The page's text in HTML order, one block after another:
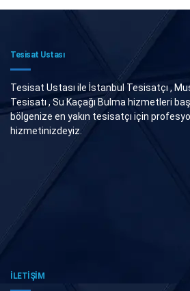
Tesisat Ustası
Tesisat Ustası ile İstanbul Tesisatçı ,
Tesisatı , Su Kaçağı Bulma hizmetleri
bölgenize en yakın tesisatçı için
hizmetinizdeyiz.
İLETİŞİM